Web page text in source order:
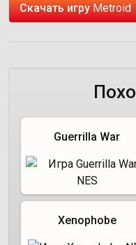
Скачать игруMetroid
Guerrilla War
Xenophobe